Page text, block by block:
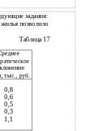
задания:
позволило
Таблица 17
тыс., руб.
0,8
0,6
0,5
0,3
1,1